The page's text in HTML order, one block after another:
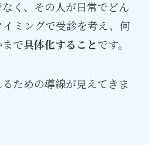
く、その人が日常でどん
ミングで受診を考え、何
で具体化することです。
ための導線が見えてきま